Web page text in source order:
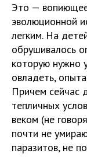
Это —
эволюционной
легким. На
обрушивалось
которую нужно
овладеть,
Причем сейчас
тепличных
веком (не
почти не
паразитов, не